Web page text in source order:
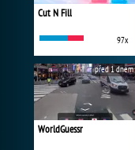
Cut N Fill
97x
WorldGuessr
před 1 dnem